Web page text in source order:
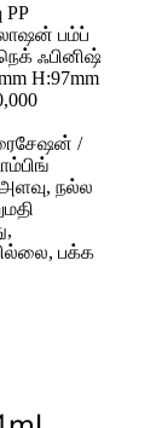
PP
பம்ப்
ஃபினிஷ்
H:97mm
/
நல்ல
பக்க